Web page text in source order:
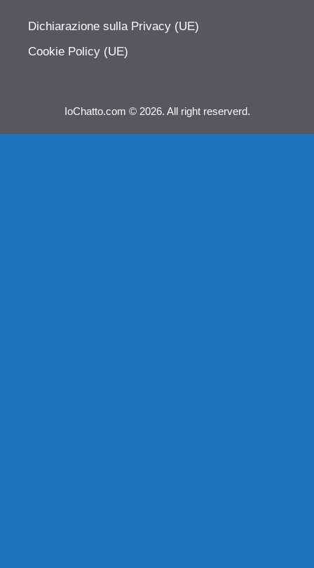
Dichiarazione sulla Privacy (UE)
Cookie Policy (UE)
IoChatto.com © 2026. All right reserverd.